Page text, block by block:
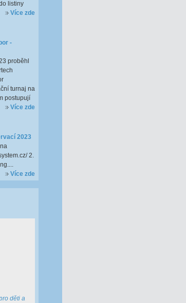
listiny
Více zde
-
proběhl
turnaj na
postupují
Více zde
2023
2.
Více zde
děti a